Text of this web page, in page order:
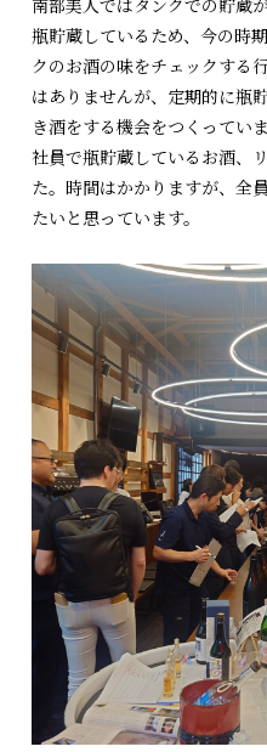
瓶貯蔵しているため、今の時
クのお酒の味をチェックする
はありませんが、定期的に瓶
き酒をする機会をつくってい
社員で瓶貯蔵しているお酒、
た。時間はかかりますが、全
たいと思っています。